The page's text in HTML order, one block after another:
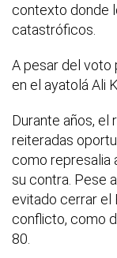
contexto donde
catastróficos.
A pesar del voto
en el ayatolá Ali
Durante años, el
reiteradas
como represalia
su contra. Pese
evitado cerrar el
conflicto, como
80.